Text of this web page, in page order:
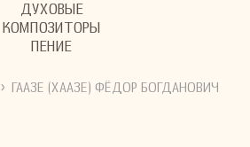
ДУХОВЫЕ
КОМПОЗИТОРЫ
ПЕНИЕ
› ГААЗЕ (ХААЗЕ) ФЁДОР БОГДАНОВИЧ